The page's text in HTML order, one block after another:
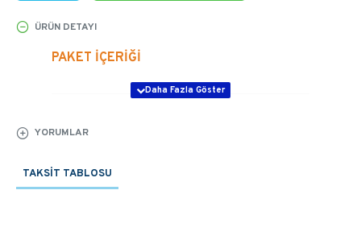
ÜRÜN DETAYI
PAKET İÇERİĞİ
Güneş Paneli
48V 100Ah
Lityum Batarya
YORUMLAR
TAKSIT TABLOSU